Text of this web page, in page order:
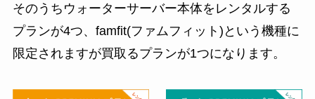
そのうちウォーターサーバー本体をレンタルする
プランが4つ、famfit(ファムフィット)という機種に
限定されますが買取るプランが1つになります。